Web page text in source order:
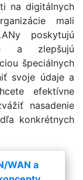
na digitálnych
mali
poskytujú
a zlepšujú
špeciálnych
svoje údaje a
efektívne
nasadenie
konkrétnych
WAN a